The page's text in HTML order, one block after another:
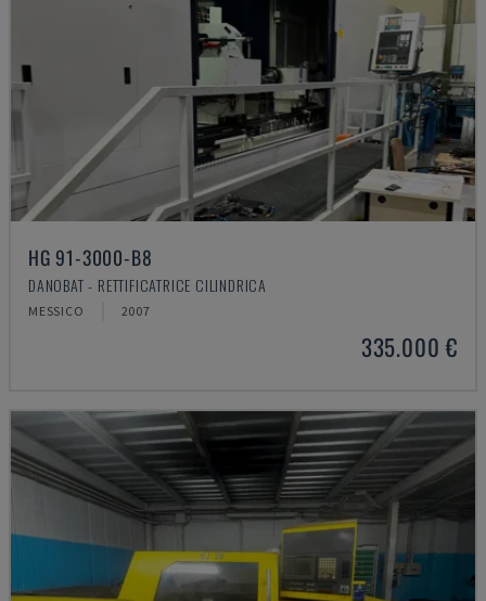
HG 91-3000-B8
DANOBAT - RETTIFICATRICE CILINDRICA
MESSICO 2007
335.000 €